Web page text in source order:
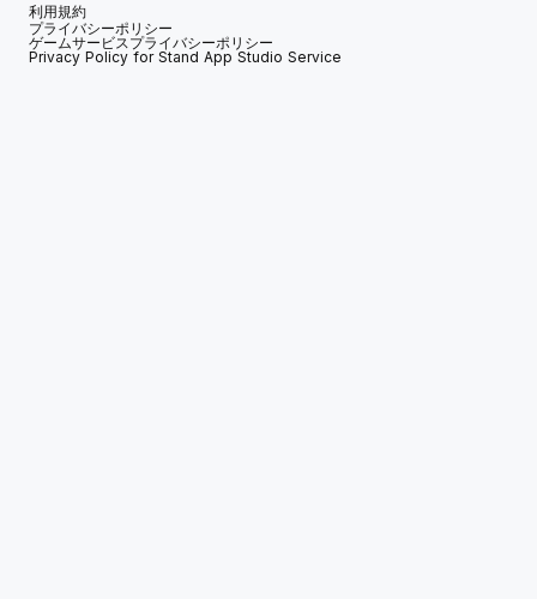
利用規約
プライバシーポリシー
ゲームサービスプライバシーポリシー
Privacy Policy for Stand App Studio Service